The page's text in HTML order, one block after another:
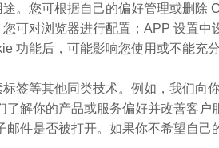
。您可根据自己的偏好管理或删除
可对浏览器进行配置；APP 设置
功能后，可能影响您使用或不能充
签等其他同类技术。例如，我们向
解你的产品或服务偏好并改善客
件是否被打开。如果你不希望自